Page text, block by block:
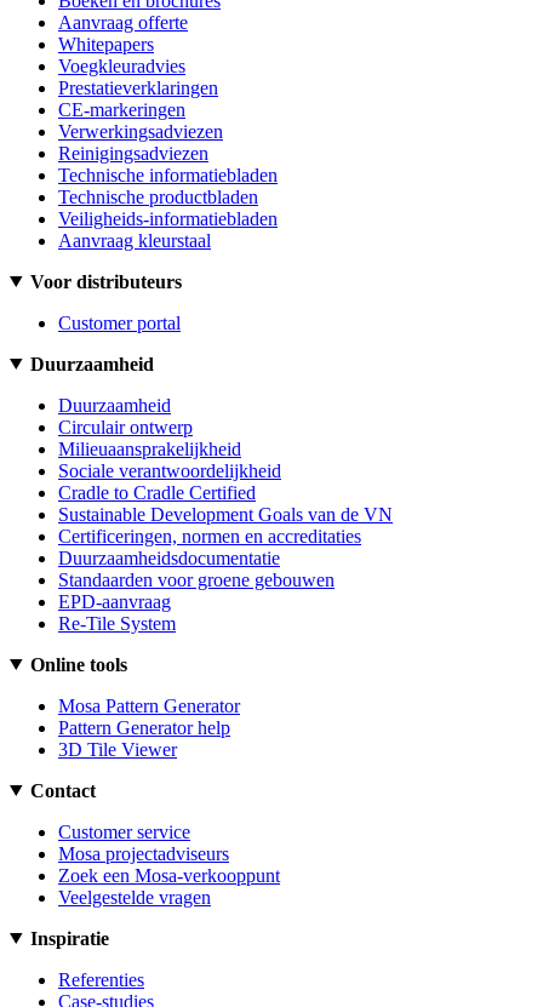
Aanvraag offerte
Whitepapers
Voegkleuradvies
Prestatieverklaringen
CE-markeringen
Verwerkingsadviezen
Reinigingsadviezen
Technische informatiebladen
Technische productbladen
Veiligheids-informatiebladen
Aanvraag kleurstaal
Voor distributeurs
Customer portal
Duurzaamheid
Duurzaamheid
Circulair ontwerp
Milieuaansprakelijkheid
Sociale verantwoordelijkheid
Cradle to Cradle Certified
Sustainable Development Goals van de VN
Certificeringen, normen en accreditaties
Duurzaamheidsdocumentatie
Standaarden voor groene gebouwen
EPD-aanvraag
Re-Tile System
Online tools
Mosa Pattern Generator
Pattern Generator help
3D Tile Viewer
Contact
Customer service
Mosa projectadviseurs
Zoek een Mosa-verkooppunt
Veelgestelde vragen
Inspiratie
Referenties
Case-studies